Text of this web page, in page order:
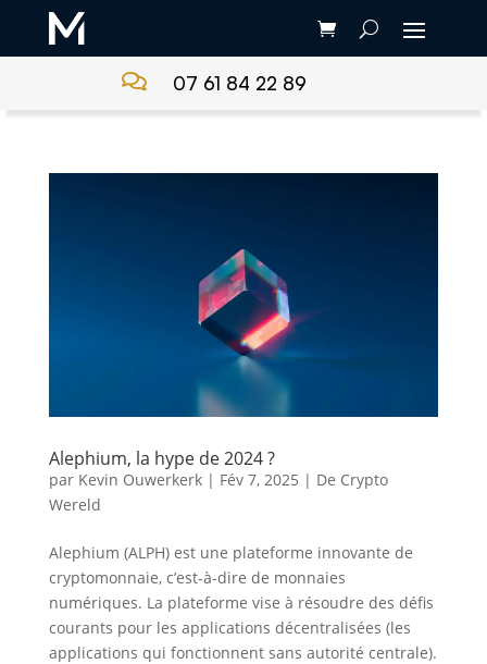
 07 61 84 22 89
Alephium, la hype de 2024 ?
par Kevin Ouwerkerk| Fév 7, 2025 | De Crypto
Wereld
Alephium (ALPH) est une plateforme innovante de
cryptomonnaie, c’est-à-dire de monnaies
numériques. La plateforme vise à résoudre des défis
courants pour les applications décentralisées (les
applications qui fonctionnent sans autorité centrale).